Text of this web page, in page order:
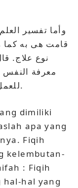
وأما تفسير
قامت هى به كما
نوع علاج.
معرفة النفس
للعمل به، والعمل به ترك العاجل الآجل.
dimiliki
apa yang
Fiqih
kelembutan-
: Fiqih
hal yang